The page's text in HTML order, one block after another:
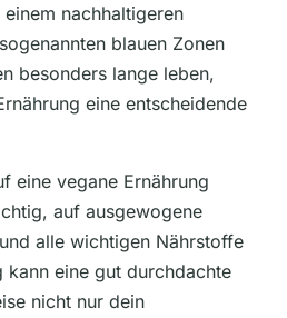
nachhaltigeren
blauen Zonen
besonders lange leben,
eine entscheidende
eine vegane Ernährung
auf ausgewogene
alle wichtigen Nährstoffe
eine gut durchdachte
nicht nur dein